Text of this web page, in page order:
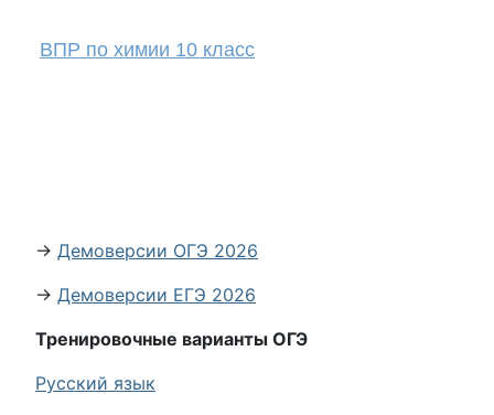
ВПР по химии 10 класс
→ Демоверсии ОГЭ 2026
→ Демоверсии ЕГЭ 2026
Тренировочные варианты ОГЭ
Русский язык